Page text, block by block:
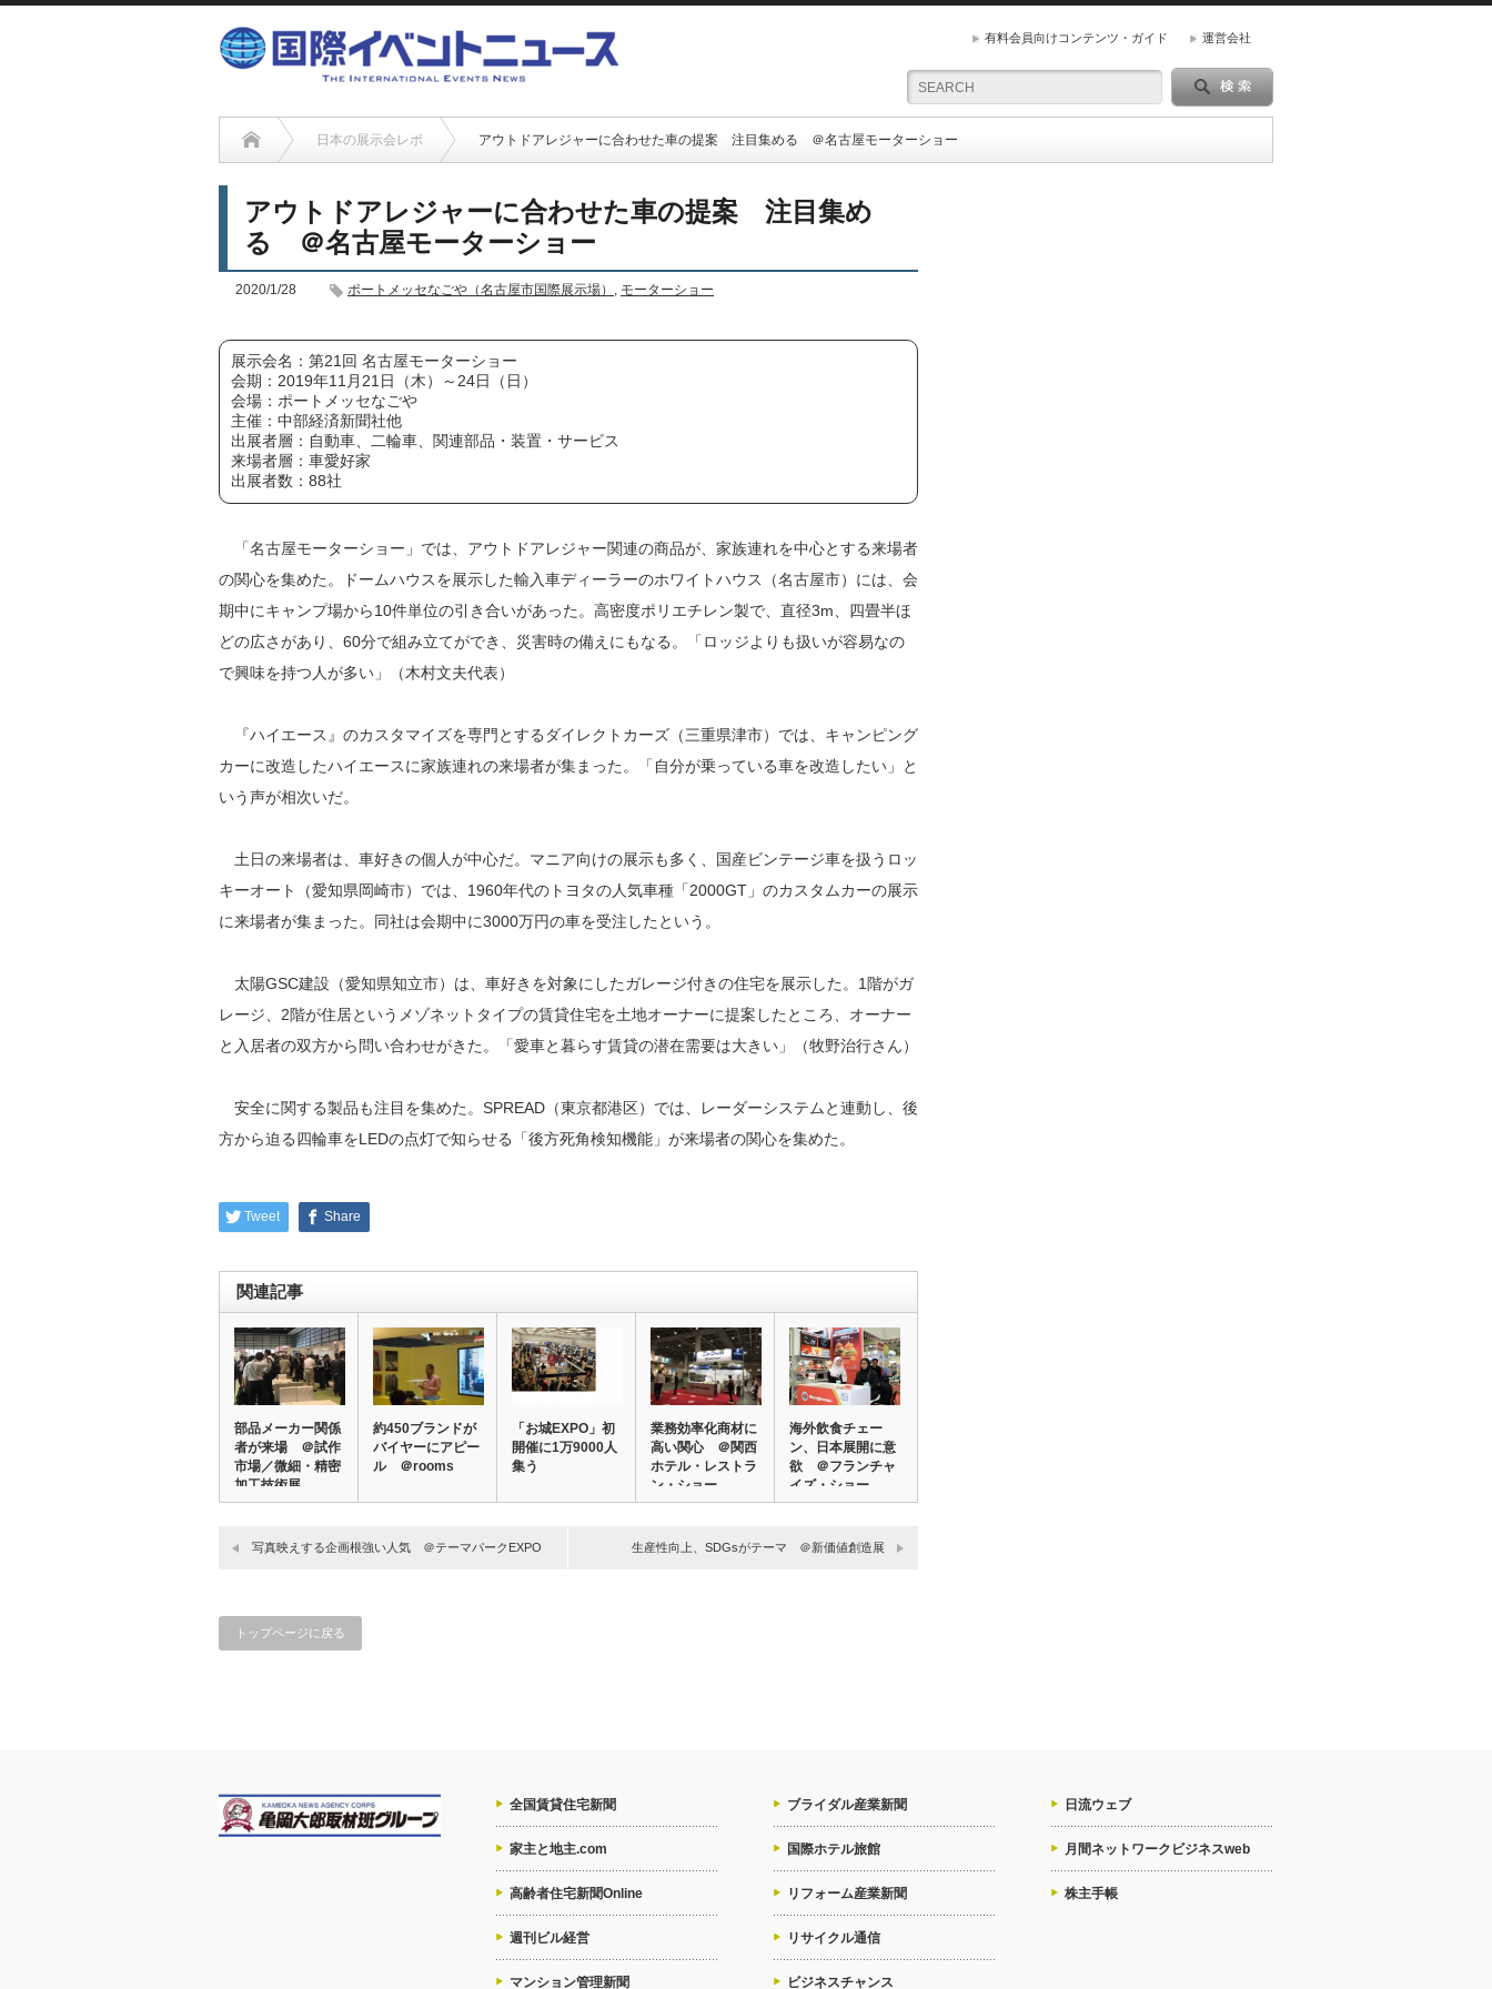
有料会員向けコンテンツ・ガイド 運営会社
日本の展示会レポ アウトドアレジャーに合わせた車の提案 注目集める ＠名古屋モーターショー
アウトドアレジャーに合わせた車の提案 注目集め
る ＠名古屋モーターショー
2020/1/28 ポートメッセなごや（名古屋市国際展示場） , モーターショー
展示会名：第21回 名古屋モーターショー
会期：2019年11月21日（木）～24日（日）
会場：ポートメッセなごや
主催：中部経済新聞社他
出展者層：自動車、二輪車、関連部品・装置・サービス
来場者層：車愛好家
出展者数：88社
「名古屋モーターショー」では、アウトドアレジャー関連の商品が、家族連れを中心とする来場者
の関心を集めた。ドームハウスを展示した輸入車ディーラーのホワイトハウス（名古屋市）には、会
期中にキャンプ場から10件単位の引き合いがあった。高密度ポリエチレン製で、直径3m、四畳半ほ
どの広さがあり、60分で組み立てができ、災害時の備えにもなる。「ロッジよりも扱いが容易なの
で興味を持つ人が多い」（木村文夫代表）
『ハイエース』のカスタマイズを専門とするダイレクトカーズ（三重県津市）では、キャンピング
カーに改造したハイエースに家族連れの来場者が集まった。「自分が乗っている車を改造したい」と
いう声が相次いだ。
土日の来場者は、車好きの個人が中心だ。マニア向けの展示も多く、国産ビンテージ車を扱うロッ
キーオート（愛知県岡崎市）では、1960年代のトヨタの人気車種「2000GT」のカスタムカーの展示
に来場者が集まった。同社は会期中に3000万円の車を受注したという。
太陽GSC建設（愛知県知立市）は、車好きを対象にしたガレージ付きの住宅を展示した。1階がガ
レージ、2階が住居というメゾネットタイプの賃貸住宅を土地オーナーに提案したところ、オーナー
と入居者の双方から問い合わせがきた。「愛車と暮らす賃貸の潜在需要は大きい」（牧野治行さん）
安全に関する製品も注目を集めた。SPREAD（東京都港区）では、レーダーシステムと連動し、後
方から迫る四輪車をLEDの点灯で知らせる「後方死角検知機能」が来場者の関心を集めた。
Tweet Share
関連記事
部品メーカー関係
者が来場 ＠試作
市場／微細・精密
加工技術展
約450ブランドが
バイヤーにアピー
ル ＠rooms
「お城EXPO」初
開催に1万9000人
集う
業務効率化商材に
高い関心 ＠関西
ホテル・レストラ
ン・ショー
海外飲食チェー
ン、日本展開に意
欲 ＠フランチャ
イズ・ショー
写真映えする企画根強い人気 ＠テーマパークEXPO 生産性向上、SDGsがテーマ ＠新価値創造展
トップページに戻る
全国賃貸住宅新聞
家主と地主.com
高齢者住宅新聞Online
週刊ビル経営
マンション管理新聞
ブライダル産業新聞
国際ホテル旅館
リフォーム産業新聞
リサイクル通信
ビジネスチャンス
日流ウェブ
月間ネットワークビジネスweb
株主手帳